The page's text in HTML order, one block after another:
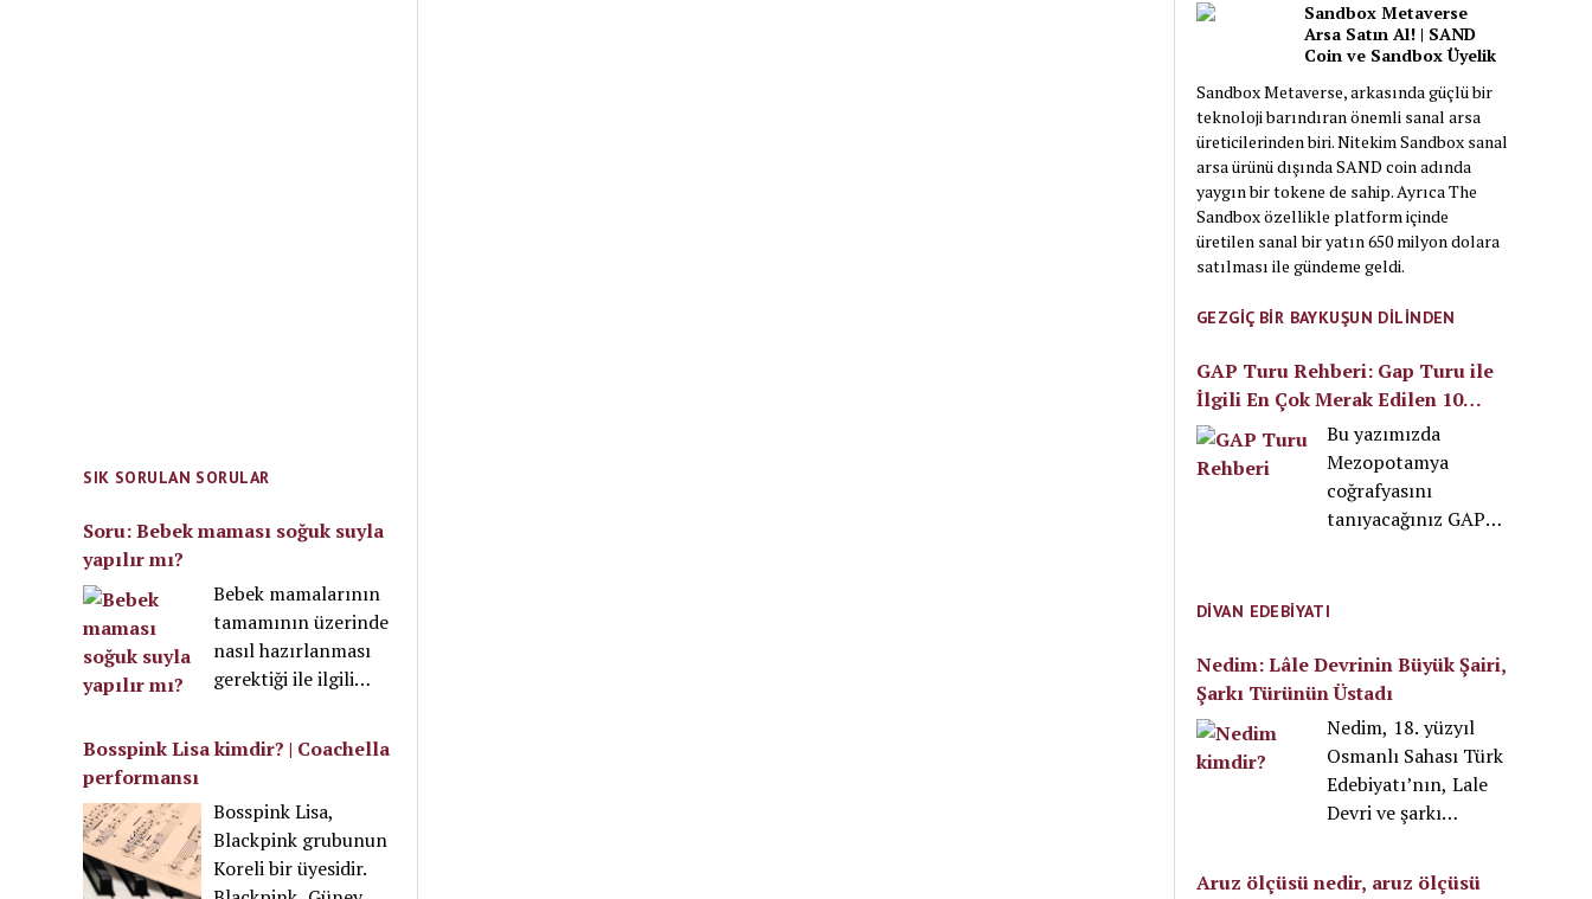
SIK SORULAN SORULAR
Soru: Bebek maması soğuk suyla
yapılır mı?
Bebek mamalarının
tamamının üzerinde
nasıl hazırlanması
gerektiği ile ilgili
talimata uymak
gerekir. Fakat mama
mikroorganizma
içermemelidir. Bu
sebeple mamalar ya
Bosspink Lisa kimdir? | Coachella
performansı
Bosspink Lisa,
Blackpink grubunun
Koreli bir üyesidir.
Sandbox Metaverse
Arsa Satın Al! | SAND
Coin ve Sandbox Üyelik
Sandbox Metaverse, arkasında güçlü bir
teknoloji barındıran önemli sanal arsa
üreticilerinden biri. Nitekim Sandbox sanal
arsa ürünü dışında SAND coin adında
yaygın bir tokene de sahip. Ayrıca The
Sandbox özellikle platform içinde
üretilen sanal bir yatın 650 milyon dolara
satılması ile gündeme geldi.
GEZGİÇ BİR BAYKUŞUN DİLİNDEN
GAP Turu Rehberi: Gap Turu ile
İlgili En Çok Merak Edilen 10
Soru
Bu yazımızda
Mezopotamya
coğrafyasını
tanıyacağınız GAP
rehberi hazırladık.
isteyen herkesin
bilmesi gereken
tecrübelerimizi
paylaştık. Aşağıda
GAP turu ile ilgili en
çok merak edilen 10
soruyu yanıtlıyoruz.
ne zaman yapılmalı,
DIVAN EDEBIYATI
Nedim: Lâle Devrinin Büyük Şairi,
Şarkı Türünün Üstadı
Nedim, 18. yüzyıl
Osmanlı Sahası Türk
Edebiyatı’nın, Lale
Devri ve şarkı
şairi olmasının yanı
Aruz ölçüsü nedir, aruz ölçüsü